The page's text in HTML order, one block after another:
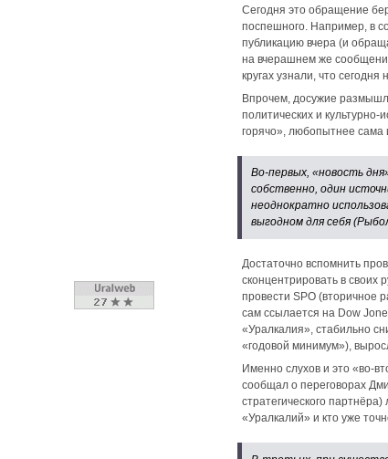
Сегодня это обращение
поспешного. Например, в
публикацию вчера (и
на вчерашнем же
кругах узнали, что
Впрочем, досужие
политических и
горячо», любопытнее
Во-первых, «новость
собственно, один
неоднократно
выгодном для себя
Достаточно вспомнить
сконцентрировать в
провести SPO (вторичное
сам ссылается на Dow
«Уралкалия», стабильно
«годовой минимум»),
Именно слухов и это «во-
сообщал о переговорах
стратегического
«Уралкалий» и кто уже